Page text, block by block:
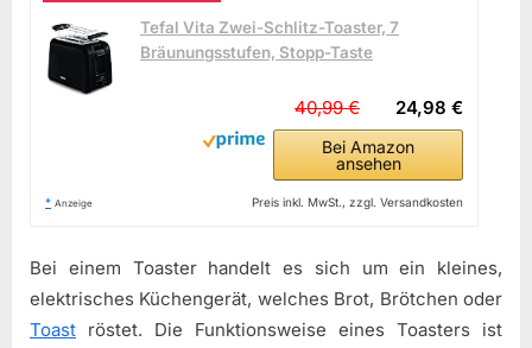
Tefal Vita Zwei-Schlitz-Toaster, 7
Bräunungsstufen, Stopp-Taste
24,98 €
40,99 €
Bei Amazon
ansehen
* Anzeige Preis inkl. MwSt., zzgl. Versandkosten
Bei einem Toaster handelt es sich um ein kleines,
elektrisches Küchengerät, welches Brot, Brötchen oder
Toast röstet. Die Funktionsweise eines Toasters ist